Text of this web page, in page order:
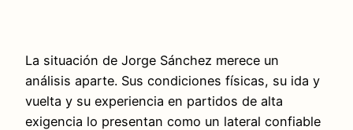
La situación de Jorge Sánchez merece un
análisis aparte. Sus condiciones físicas, su ida y
vuelta y su experiencia en partidos de alta
exigencia lo presentan como un lateral confiable